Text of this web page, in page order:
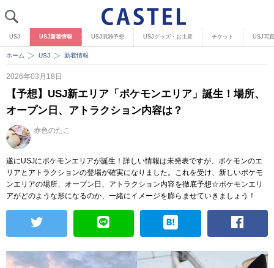
USJ USJ新着情報 USJ混雑予想 USJグッズ・お土産 チケット USJ写
ホーム USJ 新着情報
2026年03月18日
【予想】USJ新エリア「ポケモンエリア」誕生！場所、
オープン日、アトラクション内容は？
赤色のたこ
遂にUSJにポケモンエリアが誕生！詳しい情報は未発表ですが、ポケモンのエ
リアとアトラクションの登場が確実になりました。これを受け、新しいポケモ
ンエリアの場所、オープン日、アトラクション内容を徹底予想☆ポケモンエリ
アがどのような形になるのか、一緒にイメージを膨らませていきましょう！